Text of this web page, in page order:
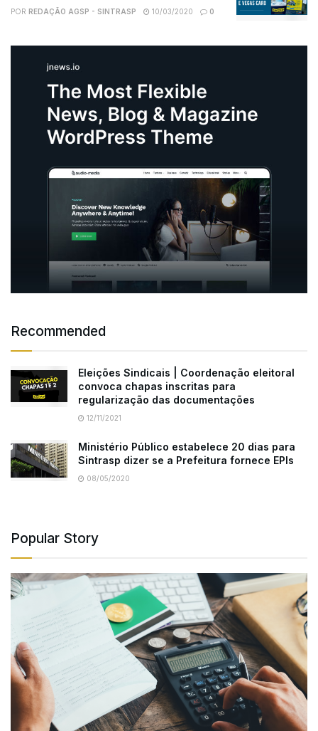
POR REDAÇÃO AGSP - SINTRASP 10/03/2020 0
Recommended
Eleições Sindicais | Coordenação eleitoral
convoca chapas inscritas para
regularização das documentações
12/11/2021
Ministério Público estabelece 20 dias para
Sintrasp dizer se a Prefeitura fornece EPIs
08/05/2020
Popular Story